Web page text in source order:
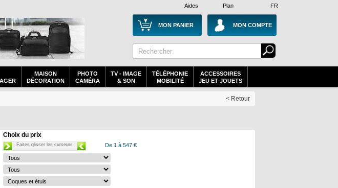
Plan
Aides FR
MON PANIER MON COMPTE
MAISON
DÉCORATION
PHOTO
CAMÉRA
TV - IMAGE
& SON
TÉLÉPHONIE
MOBILITÉ
ACCESSOIRES
JEU ET JOUETS
< Retour
Choix du prix
Faites glisser les curseurs De 1 à 547 €